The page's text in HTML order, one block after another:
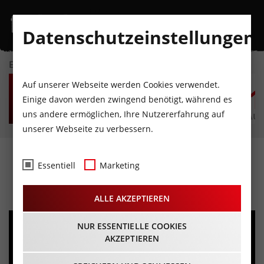
EVENTKALENDER
SO
9
AUGUST
MO
10
AUGUST
DI
11
AUGUST
MI
12
AUGUST
DO
13
AUGUST
DEEP PURPLE
16.07.2024 - Beginn 20:00 Uhr
Datenschutzeinstellungen
Auf unserer Webseite werden Cookies verwendet.
Einige davon werden zwingend benötigt, während es
uns andere ermöglichen, Ihre Nutzererfahrung auf
unserer Webseite zu verbessern.
Essentiell Marketing
ALLE AKZEPTIEREN
NUR ESSENTIELLE COOKIES
AKZEPTIEREN